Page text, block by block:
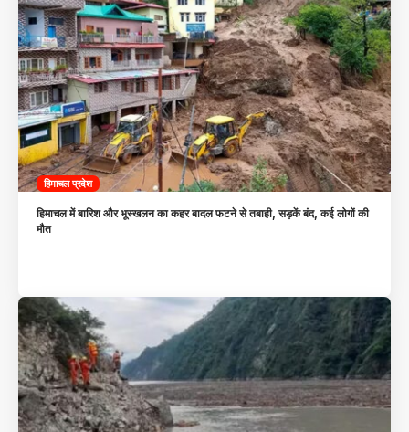
हिमाचल प्रदेश
हिमाचल में बारिश और भूस्खलन का कहर बादल फटने से तबाही, सड़कें बंद, कई लोगों की
मौत